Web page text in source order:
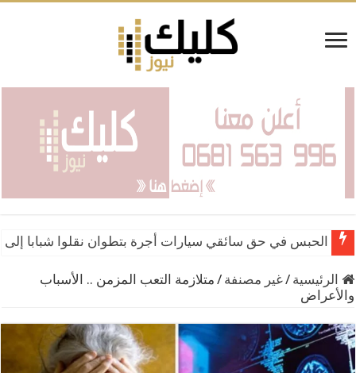
الحبس في حق سائقي سيارات أجرة بتطوان نقلوا شبابا إلى
الرئيسية /غير مصنفة / متلازمة التعب المزمن .. الأسباب
والأعراض